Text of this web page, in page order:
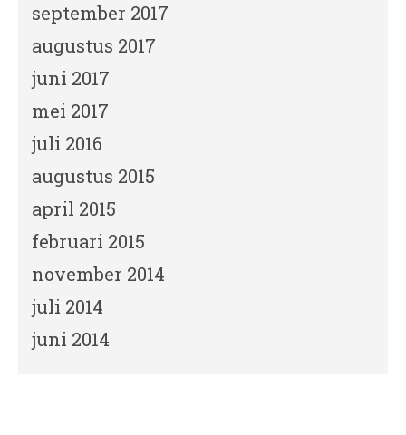
september 2017
augustus 2017
juni 2017
mei 2017
juli 2016
augustus 2015
april 2015
februari 2015
november 2014
juli 2014
juni 2014